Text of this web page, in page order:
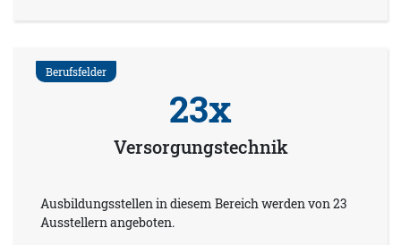
Berufsfelder
23x
Versorgungstechnik
Ausbildungsstellen in diesem Bereich werden von 23
Ausstellern angeboten.